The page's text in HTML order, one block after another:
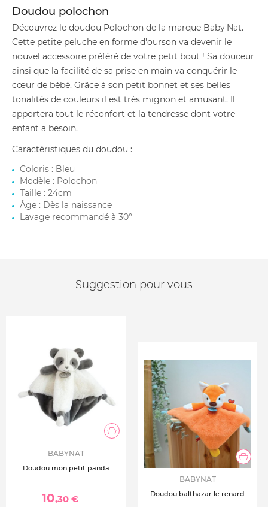
Doudou polochon
Découvrez le doudou Polochon de la marque Baby'Nat.
Cette petite peluche en forme d'ourson va devenir le
nouvel accessoire préféré de votre petit bout ! Sa douceur
ainsi que la facilité de sa prise en main va conquérir le
cœur de bébé. Grâce à son petit bonnet et ses belles
tonalités de couleurs il est très mignon et amusant. Il
apportera tout le réconfort et la tendresse dont votre
enfant a besoin.
Caractéristiques du doudou :
Coloris : Bleu
Modèle : Polochon
Taille : 24cm
Âge : Dès la naissance
Lavage recommandé à 30°
Suggestion pour vous
BABYNAT
Doudou mon petit panda
10,30 €
BABYNAT
Doudou balthazar le renard